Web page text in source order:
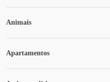
Animais
Apartamentos